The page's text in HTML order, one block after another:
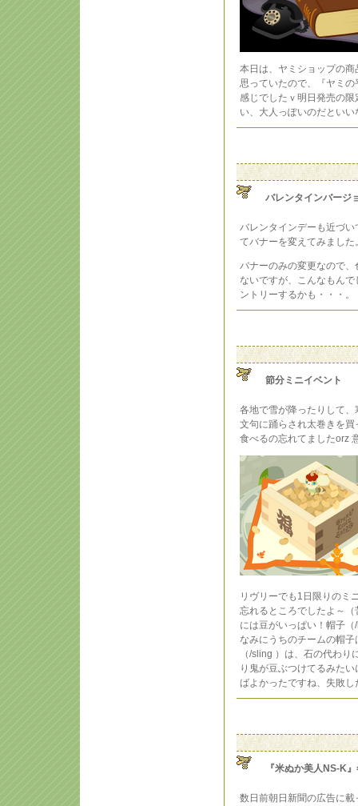
本日は、ヤミショップの
思っていたので、『ヤミ
感じでしたｖ明日発売の
い、大人っぽいのだといい
バレンタインバージ
バレンタインデーも近づ
てバナーを変えてみました
バナーのみの変更なので
ないですが、こんなもん
ントリーするかも・・・。
節分ミニイベント
各地で雪が降ったりして
文句に踊らされ太巻きを
食べるの忘れてましたorz
リヴリーでも1日限りのミ
忘れるところでしたよ～
には豆がいっぱい！帽子
なみにうちのチームの帽
（/sling ）は、石の代わ
り鬼が豆ぶつけてるみた
ばよかったですね、失敗し
『米ぬか美人NS-K
数日前朝日新聞の広告に